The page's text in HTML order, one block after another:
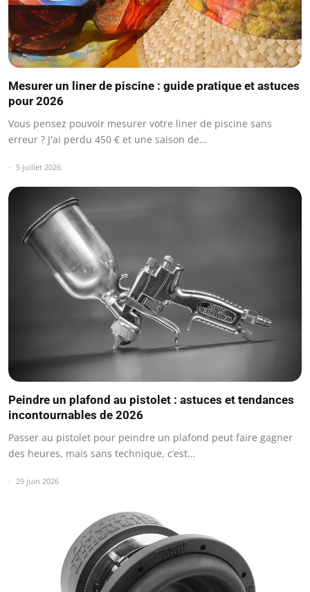
Mesurer un liner de piscine : guide pratique et astuces
pour 2026
Vous pensez pouvoir mesurer votre liner de piscine sans
erreur ? J'ai perdu 450 € et une saison de…
5 juillet 2026
Peindre un plafond au pistolet : astuces et tendances
incontournables de 2026
Passer au pistolet pour peindre un plafond peut faire gagner
des heures, mais sans technique, c’est…
29 juin 2026